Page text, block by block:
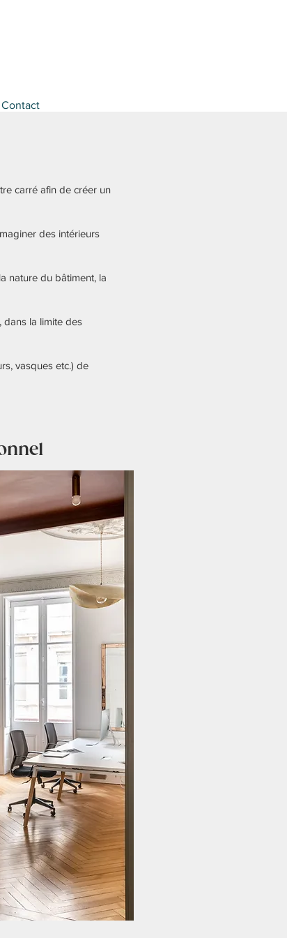
Contact
carré afin de créer un
des intérieurs
nature du bâtiment, la
dans la limite des
vasques etc.) de